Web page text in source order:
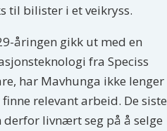
til bilister i et veikryss.
åringen gikk ut med en
fra Speciss
har Mavhunga ikke lenger
relevant arbeid. De siste
derfor livnært seg på å selge